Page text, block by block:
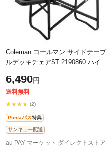
Coleman コールマン サイドテーブ
ルデッキチェアST 2190860 ハイチ
ャンプ
6,490円
送料無料
★★★★ (2)
Pontaパス特典
サンキュー配送
au PAY マーケット ダイレクトストア